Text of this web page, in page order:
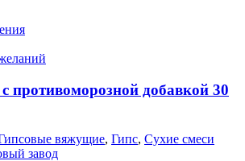
противоморозной добавкой 30
вяжущие, Гипс, Сухие смеси
завод